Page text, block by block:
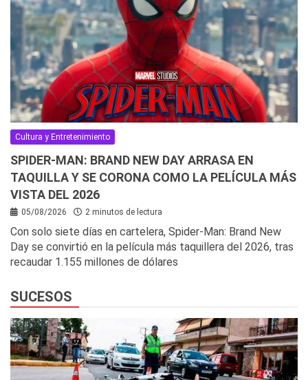
Cultura y Entretenimiento
SPIDER-MAN: BRAND NEW DAY ARRASA EN
TAQUILLA Y SE CORONA COMO LA PELÍCULA MÁS
VISTA DEL 2026
05/08/2026 2 minutos de lectura
Con solo siete días en cartelera, Spider-Man: Brand New
Day se convirtió en la película más taquillera del 2026, tras
recaudar 1.155 millones de dólares
SUCESOS